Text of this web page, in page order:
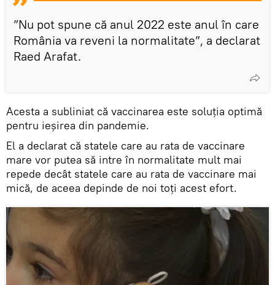
”Nu pot spune că anul 2022 este anul în care
România va reveni la normalitate”, a declarat
Raed Arafat.
Acesta a subliniat că vaccinarea este soluția optimă
pentru ieșirea din pandemie.
El a declarat că statele care au rata de vaccinare
mare vor putea să intre în normalitate mult mai
repede decât statele care au rata de vaccinare mai
mică, de aceea depinde de noi toți acest efort.